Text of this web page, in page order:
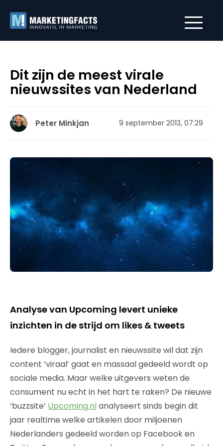
Dit zijn de meest virale
nieuwssites van Nederland
Peter Minkjan 9 september 2013, 07:29
Analyse van Upcoming levert unieke
inzichten in de strijd om likes & tweets
Iedere blogger, journalist en nieuwssite wil dat zijn
content ‘viraal’ gaat en massaal gedeeld wordt op
sociale media. Maar welke uitgevers weten de
consument nu echt in het hart te raken? De nieuwe
‘buzzsite’ Upcoming.nlanalyseert sinds begin dit
jaar realtime welke artikelen door miljoenen
Nederlanders gedeeld worden op Facebook en